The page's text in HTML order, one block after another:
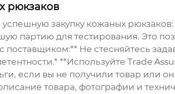
рюкзаков
успешную закупку кожаных рюкзаков
партию для тестирования. Это
Не стесняйтесь
**Используйте Trade
если вы не получили товар или
товара, фотографии и